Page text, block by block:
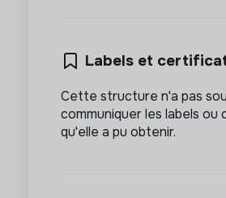
Labels et
Cette structure n'a pas
communiquer les labels
qu'elle a pu obtenir.